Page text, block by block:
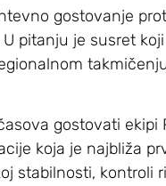
gostovanje
pitanju je susret
gostovati ekipi
koja je najbliža
stabilnosti, kontroli